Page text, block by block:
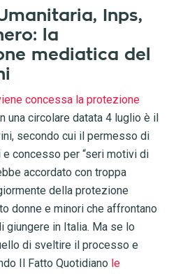
Inps,
la
mediatica del
concessa la protezione
una circolare datata 4 luglio è il
secondo cui il permesso di
concesso per “seri motivi di
accordato con troppa
della protezione
donne e minori che affrontano
giungere in Italia. Ma se lo
di sveltire il processo e
Il Fatto Quotidiano le